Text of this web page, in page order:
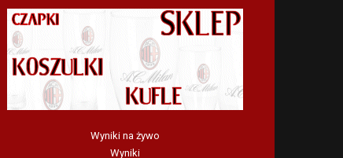
Wyniki na żywo
Wyniki